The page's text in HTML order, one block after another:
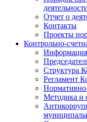
Отчет о
Контакты
Проекты
Контрольно-
Информация
Структура
Регламент
Методика и